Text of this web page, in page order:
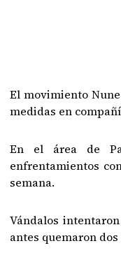
El movimiento
medidas en
En el área de
enfrentamientos
semana.
Vándalos
antes quemaron